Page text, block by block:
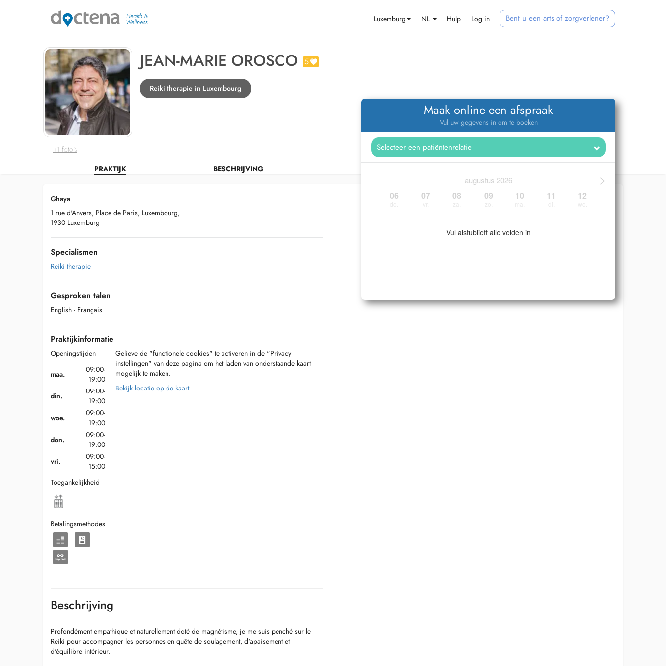
Luxemburg NL Hulp Log in Bent u een arts of zorgverlener?
+1 foto's
JEAN-MARIE OROSCO 5
Reiki therapie in Luxembourg
PRAKTIJK BESCHRIJVING
Maak online een afspraak
Vul uw gegevens in om te boeken
>
augustus 2026
06 07 08 09 10 11 12
Vul alstublieft alle velden in
Ghaya
1 rue d'Anvers, Place de Paris, Luxembourg,
1930 Luxemburg
Specialismen
Reiki therapie
Gesproken talen
English - Français
Praktijkinformatie
Openingstijden
maa.
09:00-
19:00
din.
09:00-
19:00
woe.
09:00-
19:00
don.
09:00-
19:00
vri.
09:00-
15:00
Toegankelijkheid
Betalingsmethodes
Gelieve de "functionele cookies" te activeren in de "Privacy
instellingen" van deze pagina om het laden van onderstaande kaart
mogelijk te maken.
Bekijk locatie op de kaart
Beschrijving
Profondément empathique et naturellement doté de magnétisme, je me suis penché sur le
Reiki pour accompagner les personnes en quête de soulagement, d'apaisement et
d'équilibre intérieur.